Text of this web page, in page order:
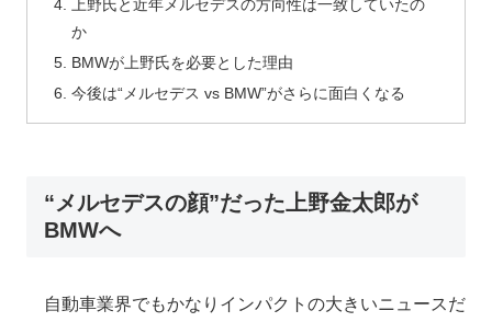
上野氏と近年メルセデスの方向性は一致していたの
か
BMWが上野氏を必要とした理由
今後は“メルセデス vs BMW”がさらに面白くなる
“メルセデスの顔”だった上野金太郎が
BMWへ
自動車業界でもかなりインパクトの大きいニュースだ